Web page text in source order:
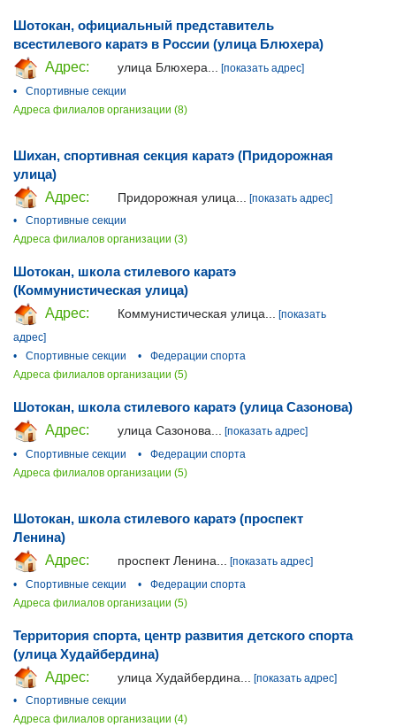
Шотокан, официальный представитель
всестилевого каратэ в России (улица Блюхера)
Адрес:
улица Блюхера...
[показать адрес]
•
Спортивные секции
Адреса филиалов организации (8)
Шихан, спортивная секция каратэ (Придорожная
улица)
Адрес:
Придорожная улица...
[показать адрес]
•
Спортивные секции
Адреса филиалов организации (3)
Шотокан, школа стилевого каратэ
(Коммунистическая улица)
Адрес:
Коммунистическая улица... [показать
адрес]
•
Спортивные секции •
Федерации спорта
Адреса филиалов организации (5)
Шотокан, школа стилевого каратэ (улица Сазонова)
Адрес:
улица Сазонова...
[показать адрес]
•
Спортивные секции •
Федерации спорта
Адреса филиалов организации (5)
Шотокан, школа стилевого каратэ (проспект
Ленина)
Адрес:
проспект Ленина...
[показать адрес]
•
Спортивные секции •
Федерации спорта
Адреса филиалов организации (5)
Территория спорта, центр развития детского спорта
(улица Худайбердина)
Адрес:
улица Худайбердина...
[показать адрес]
•
Спортивные секции
Адреса филиалов организации (4)